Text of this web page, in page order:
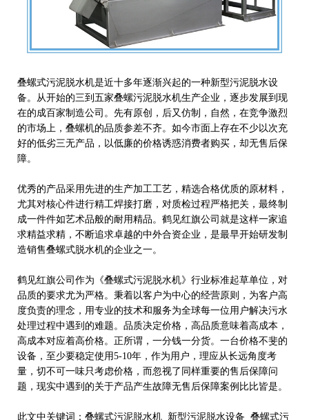
叠螺式污泥脱水机是近十多年逐渐兴起的一种新型污泥脱水设
备。从开始的三到五家叠螺污泥脱水机生产企业，逐步发展到现
在的成百家制造公司。先有原创，后又仿制，自然，在竞争激烈
的市场上，叠螺机的品质参差不齐。如今市面上存在不少以次充
好的低劣三无产品，以低廉的价格诱惑消费者购买，却无售后保
障。
优秀的产品采用先进的生产加工工艺，精选合格优质的原材料，
尤其对核心件进行精工焊接打磨，对质检过程严格把关，最终制
成一件件如艺术品般的耐用精品。鹤见红旗公司就是这样一家追
求精益求精，不断追求卓越的中外合资企业，是最早开始研发制
造销售叠螺式脱水机的企业之一。
鹤见红旗公司 作为《叠螺式污泥脱水机》行业标准起草单位，对
品质的要求尤为严格。秉着以客户为中心的经营原则，为客户高
度负责的理念，用专业的技术和服务为全球每一位用户解决污水
处理过程中遇到的难题。品质决定价格，高品质意味着高成本，
高成本对应着高价格。正所谓，一分钱一分货。一台价格不斐的
设备，至少要稳定使用5-10年，作为用户，理应从长远角度考
量，切不可一味只考虑价格，而忽视了同样重要的售后保障问
题，现实中遇到的关于产品产生故障无售后保障案例比比皆是。
此文中关键词：叠螺式污泥脱水机 新型污泥脱水设备 叠螺式污